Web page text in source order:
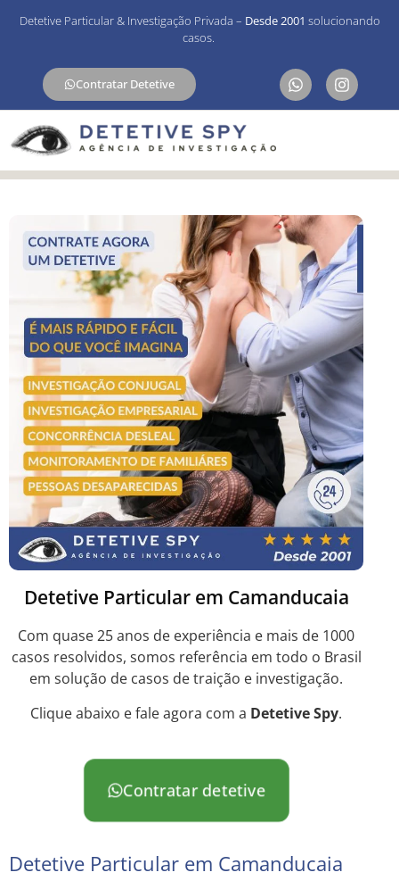
Detetive Particular & Investigação Privada – Desde 2001 solucionando
casos.
Contratar Detetive
Detetive Particular em Camanducaia
Com quase 25 anos de experiência e mais de 1000
casos resolvidos, somos referência em todo o Brasil
em solução de casos de traição e investigação.
Clique abaixo e fale agora com a Detetive Spy.
Contratar detetive
Detetive Particular em Camanducaia